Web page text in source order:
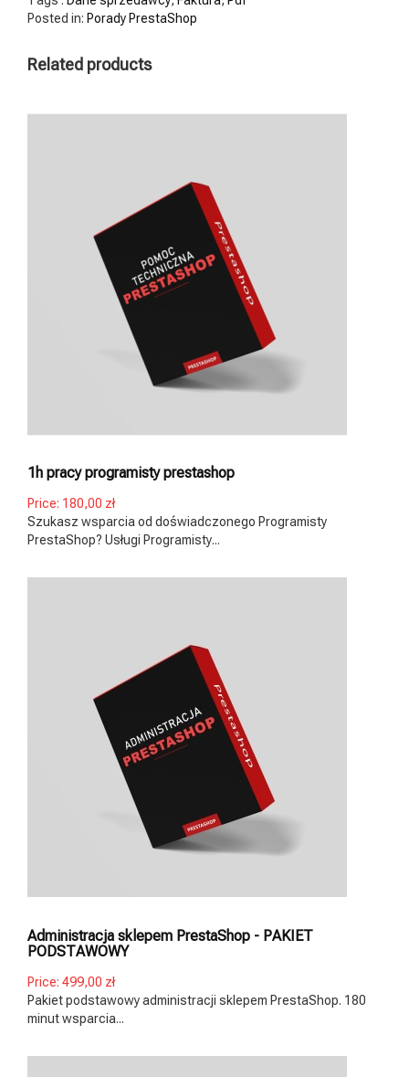
Posted in:Porady PrestaShop
Related products
1h pracy programisty prestashop
Price: 180,00 zł
Szukasz wsparcia od doświadczonego Programisty
PrestaShop? Usługi Programisty...
Administracja sklepem PrestaShop - PAKIET
PODSTAWOWY
Price:499,00 zł
Pakiet podstawowy administracji sklepem PrestaShop. 180
minut wsparcia...